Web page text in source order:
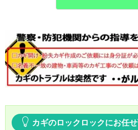
カギのロックロックにお任せ